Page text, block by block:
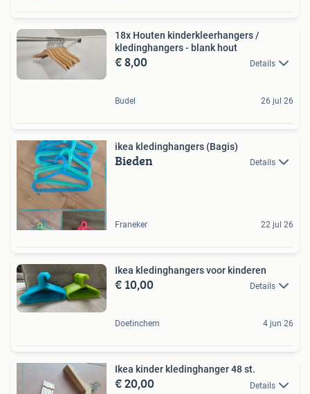
18x Houten kinderkleerhangers /
kledinghangers - blank hout
€ 8,00 Details
Budel 26 jul 26
ikea kledinghangers (Bagis)
Bieden Details
Franeker 22 jul 26
Ikea kledinghangers voor kinderen
€ 10,00 Details
Doetinchem 4 jun 26
Ikea kinder kledinghanger 48 st.
€ 20,00 Details